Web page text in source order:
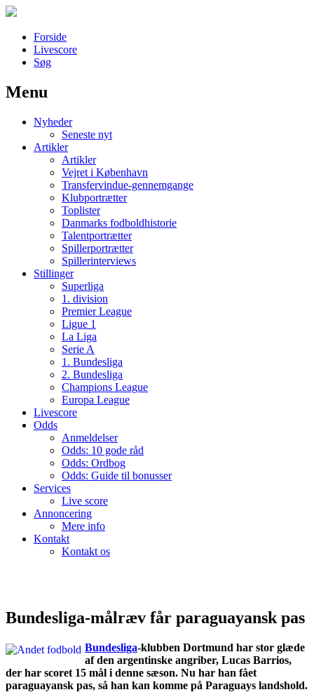
Forside
Livescore
Søg
Наши партнеры
лучшие займы
Menu
Nyheder
Seneste nyt
Artikler
Artikler
Vejret i København
Transfervindue-gennemgange
Klubportrætter
Toplister
Danmarks fodboldhistorie
Talentportrætter
Spillerportrætter
Spillerinterviews
Stillinger
Superliga
1. division
Premier League
Ligue 1
La Liga
Serie A
1. Bundesliga
2. Bundesliga
Champions League
Europa League
Livescore
Odds
Anmeldelser
Odds: 10 gode råd
Odds: Ordbog
Odds: Guide til bonusser
Services
Live score
Annoncering
Mere info
Kontakt
Kontakt os
Bundesliga-målræv får paraguayansk pas
Bundesliga-klubben Dortmund har stor glæde
af den argentinske angriber, Lucas Barrios,
der har scoret 15 mål i denne sæson. Nu har han fået
paraguayansk pas, så han kan komme på Paraguays landshold.